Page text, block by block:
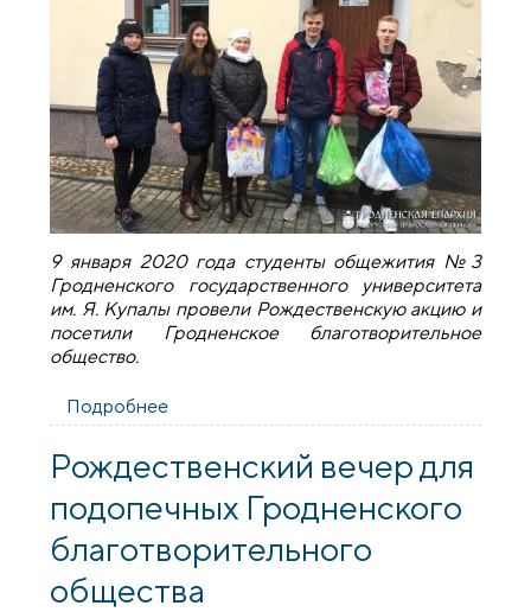
9 января 2020 года студенты общежития №3
Гродненского государственного университета
им. Я. Купалы провели Рождественскую акцию и
посетили Гродненское благотворительное
общество.
Подробнее
общежития №3 ГрГУ
Рождественский вечер для
подопечных Гродненского
благотворительного
общества